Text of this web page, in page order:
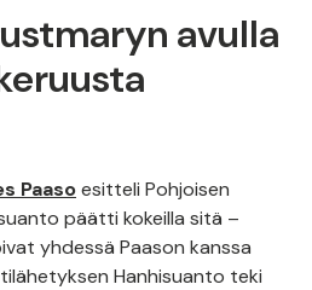
avulla
Paasoesitteli Pohjoisen
päätti kokeilla sitä –
yhdessä Paason kanssa
Hanhisuanto teki